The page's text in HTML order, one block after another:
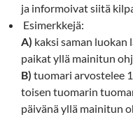
ja informoivat siitä
Esimerkkejä:
A) kaksi saman luokan
paikat yllä mainitun
B) tuomari arvostelee
toisen tuomarin
päivänä yllä mainitun